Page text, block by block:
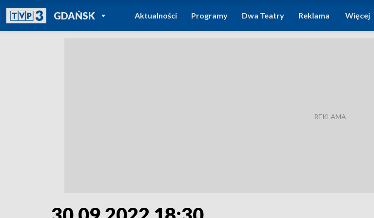
GDAŃSKPOWRÓT DO
TVP REGIONY
Aktualności Programy Dwa Teatry Reklama Więcej